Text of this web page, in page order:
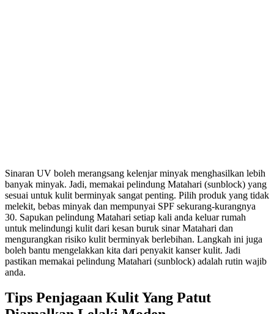
Sinaran UV boleh merangsang kelenjar minyak menghasilkan lebih
banyak minyak. Jadi, memakai pelindung Matahari (sunblock) yang
sesuai untuk kulit berminyak sangat penting. Pilih produk yang tidak
melekit, bebas minyak dan mempunyai SPF sekurang-kurangnya
30. Sapukan pelindung Matahari setiap kali anda keluar rumah
untuk melindungi kulit dari kesan buruk sinar Matahari dan
mengurangkan risiko kulit berminyak berlebihan. Langkah ini juga
boleh bantu mengelakkan kita dari penyakit kanser kulit. Jadi
pastikan memakai pelindung Matahari (sunblock) adalah rutin wajib
anda.
Tips Penjagaan Kulit Yang Patut